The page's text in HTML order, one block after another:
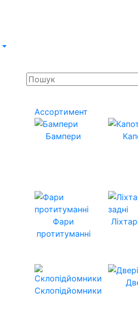
Ассортимент
Бампери
Фари
протитуманні
Склопідйомники